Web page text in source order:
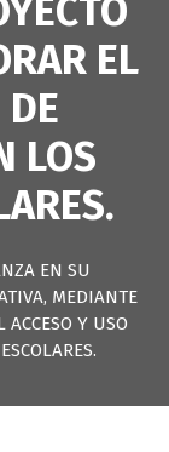
EL
DE
LOS
EN SU
MEDIANTE
ACCESO Y USO